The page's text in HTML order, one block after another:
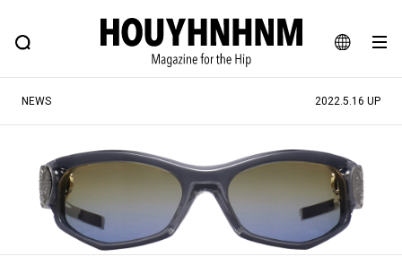
JA
EN
FEATURE BLOG SNAP
ヒップなファッション、カルチャー、ライフスタイルWEBマガジン
#注目のタグ
#SHOPPING ADDICT #憧れの逸品
#ESSENTIAL DESIGNS #古着サミット
#NEW VINTAGE #マイナーグッド図鑑
NEWS 2022.5.16 UP